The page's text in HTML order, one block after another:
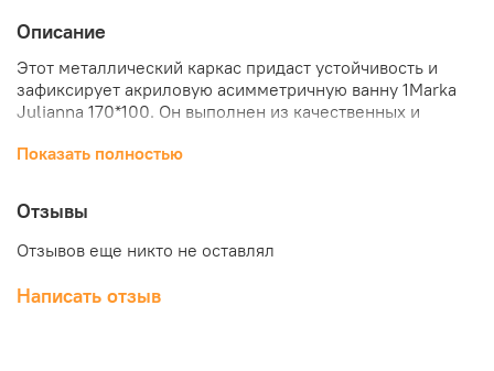
Описание
Этот металлический каркас придаст устойчивость и
зафиксирует акриловую асимметричную ванну 1Marka
Julianna 170*100. Он выполнен из качественных и
использование и простую эксплуатацию. Купить каркас
отличной цене можно в нашем интернет-магазине
"КубикСтрой".
Показать полностью
Отзывы
Отзывов еще никто не оставлял
Написать отзыв